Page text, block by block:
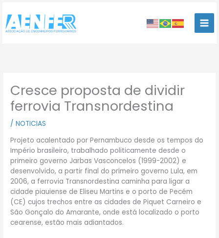
para
conteúdo
Cresce proposta de dividir
ferrovia Transnordestina
/NOTICIAS
Projeto acalentado por Pernambuco desde os tempos do
Império brasileiro, trabalhado politicamente desde o
primeiro governo Jarbas Vasconcelos (1999-2002) e
desenvolvido, a partir final do primeiro governo Lula, em
2006, a ferrovia Transnordestina caminha para ligar a
cidade piauiense de Eliseu Martins e o porto de Pecém
(CE) cujos trechos entre as cidades de Piquet Carneiro e
São Gonçalo do Amarante, onde está localizado o porto
cearense, estão mais adiantados.